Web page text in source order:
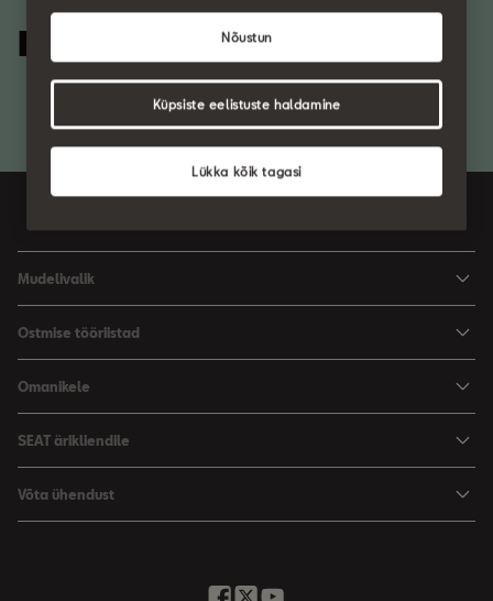
Need some help?
Mudelivalik
Leon
Leon Sportstourer
Ostmise tööriistad
Varustus ja tehnilised andmed
Broneeri proovisõit
Omanikele
Varuosad
Garantii
SEAT ärikliendile
Võta ühendust
Lükka kõik tagasi
Nõustun
Küpsiste eelistuste haldamine